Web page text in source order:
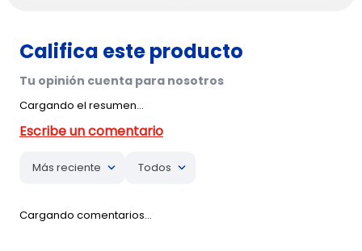
Cargando el resumen…
Más reciente Todos
Cargando comentarios…